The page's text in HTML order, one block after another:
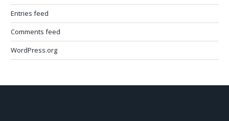
Entries feed
Comments feed
WordPress.org